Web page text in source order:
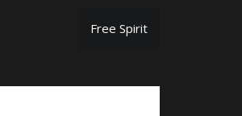
Free Spirit